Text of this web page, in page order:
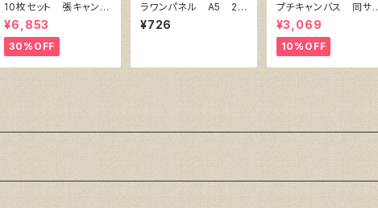
10枚セット 張キャンバ
ス SnowWhite SPC
（綿・ポリエステル）F4
333㎜×242㎜
¥6,853
30%OFF
ラワンパネル A5 21
0㎜×148㎜
¥726
プチキャンバス 同サ
ズ10枚セット
¥3,069
10%OFF